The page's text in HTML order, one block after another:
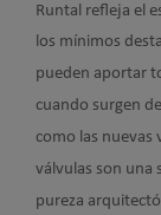
Runtal refleja el
los mínimos
pueden aportar
cuando surgen
como las nuevas
válvulas son una
pureza